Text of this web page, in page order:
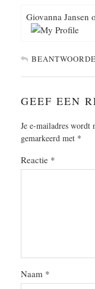
Giovanna Jansen
GEEF EEN
Je e-mailadres wordt
gemarkeerd met *
Reactie *
Naam *